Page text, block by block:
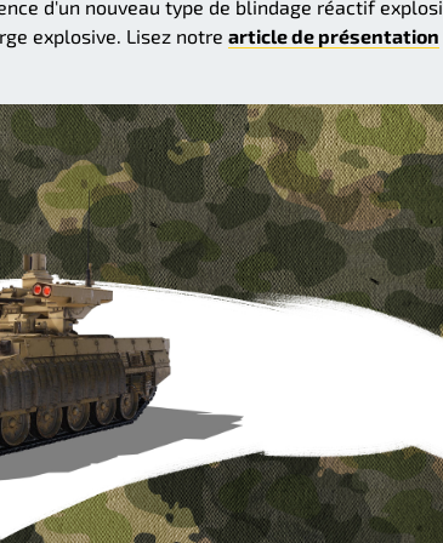
d'un nouveau type de blindage réactif
explosive. Lisez notre article de présentation